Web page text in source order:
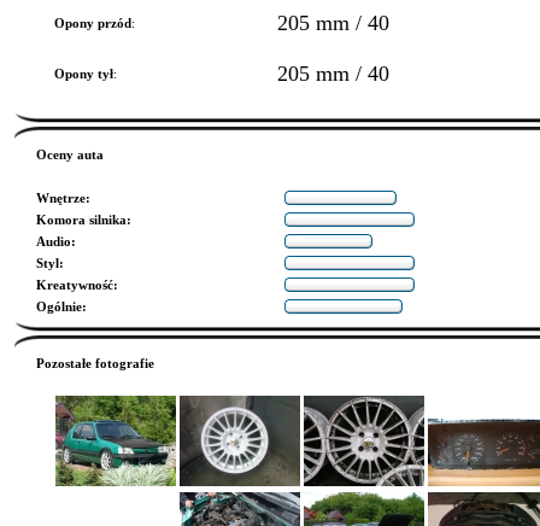
Opony przód: 205 mm / 40
Opony tył: 205 mm / 40
Oceny auta
Wnętrze:
Komora silnika:
Audio:
Styl:
Kreatywność:
Ogólnie:
Pozostałe fotografie